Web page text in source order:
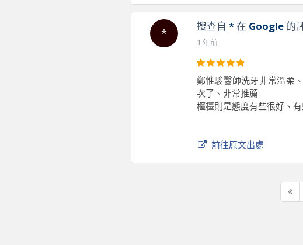
*
搜查自 *在 Google的
1 年前
鄭惟駿醫師洗牙非常溫柔
次了、非常推薦
櫃檯則是態度有些很好、
前往原文出處